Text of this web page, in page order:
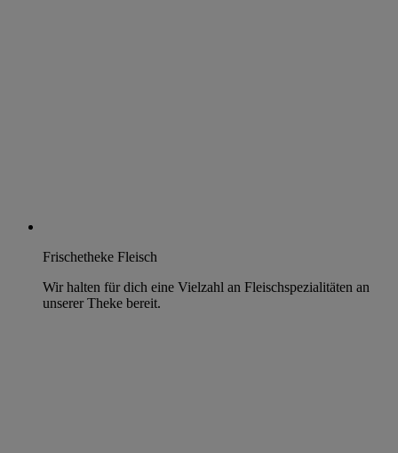
Frischetheke Fleisch
Wir halten für dich eine Vielzahl an Fleischspezialitäten an
unserer Theke bereit.